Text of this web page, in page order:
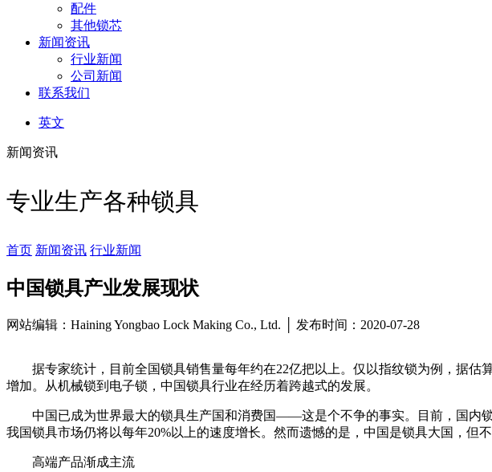
配件
其他锁芯
新闻资讯
行业新闻
公司新闻
联系我们
英文
新闻资讯
专业生产各种锁具
首页 新闻资讯 行业新闻
中国锁具产业发展现状
网站编辑：Haining Yongbao Lock Making Co., Ltd. │ 发布时间：2020-07-28
据专家统计，目前全国锁具销售量每年约在22亿把以上。仅以指纹锁为例，据
增加。从机械锁到电子锁，中国锁具行业在经历着跨越式的发展。
中国已成为世界最大的锁具生产国和消费国——这是个不争的事实。目前，国内
我国锁具市场仍将以每年20%以上的速度增长。然而遗憾的是，中国是锁具大国，但
高端产品渐成主流